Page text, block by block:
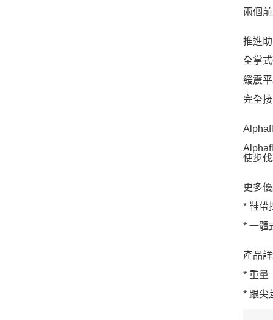
兩個
推進
全掌
緩震
完全
使步
更多
* 鞋帶
* 一體
產品
* 重量
* 跟尖